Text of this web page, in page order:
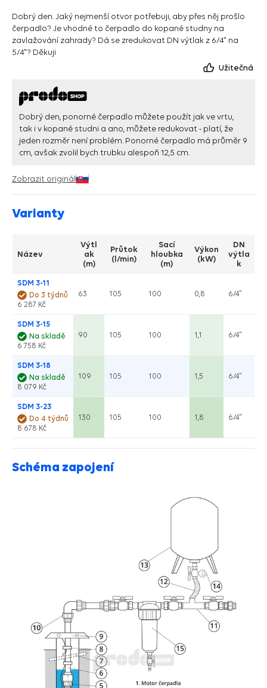
Dobrý den. Jaký nejmenší otvor potřebuji, aby přes něj prošlo
čerpadlo? Je vhodné to čerpadlo do kopané studny na
zavlažování zahrady? Dá se zredukovat DN výtlak z 6/4" na
5/4"? Děkuji
Užitečná
Dobrý den, ponorné čerpadlo můžete použít jak ve vrtu,
tak i v kopané studni a ano, můžete redukovat - platí, že
jeden rozměr není problém. Ponorné čerpadlo má průměr 9
cm, avšak zvolil bych trubku alespoň 12,5 cm.
Zobrazit originál
Varianty
Název
Výtl
ak
(m)
Průtok
(l/min)
Sací
hloubka
(m)
Výkon
(kW)
DN
výtla
k
SDM 3-11
Do 3 týdnů
6 287 Kč
63 105 100 0,8 6/4"
SDM 3-15
Na skladě
6 758 Kč
90 105 100 1,1 6/4"
SDM 3-18
Na skladě
8 079 Kč
109 105 100 1,5 6/4"
SDM 3-23
Do 4 týdnů
8 678 Kč
130 105 100 1,8 6/4"
Schéma zapojení